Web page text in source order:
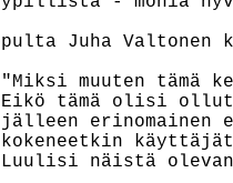
Juha
muuten tämä
tämä olisi
erinomainen
näistä